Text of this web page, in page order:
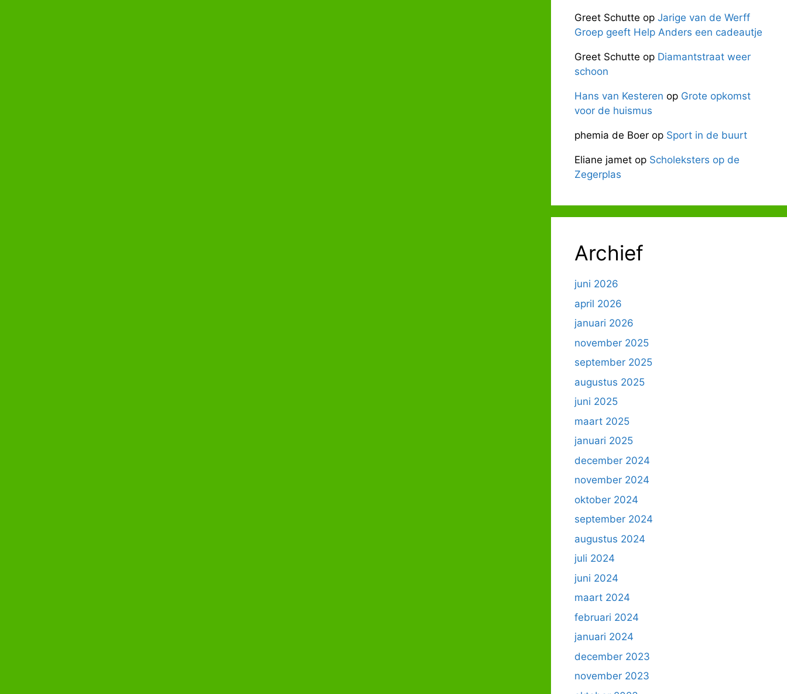
Greet Schutte op Jarige van de Werff
Groep geeft Help Anders een cadeautje
Greet Schutte op Diamantstraat weer
schoon
Hans van Kesteren op Grote opkomst
voor de huismus
phemia de Boerop Sport in de buurt
Eliane jametop Scholeksters op de
Zegerplas
Archief
juni 2026
april 2026
januari 2026
november 2025
september 2025
augustus 2025
juni 2025
maart 2025
januari 2025
december 2024
november 2024
oktober 2024
september 2024
augustus 2024
juli 2024
juni 2024
maart 2024
februari 2024
januari 2024
december 2023
november 2023